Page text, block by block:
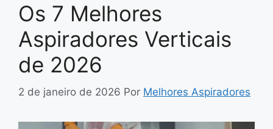
Os 7 Melhores
Aspiradores Verticais
de 2026
2 de janeiro de 2026 Por Melhores Aspiradores